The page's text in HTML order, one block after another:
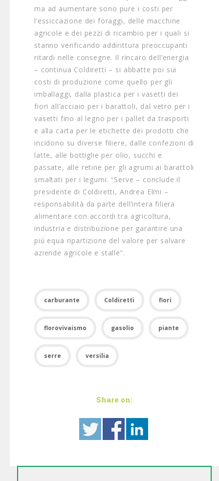
ma ad aumentare sono pure i costi per
l’essiccazione dei foraggi, delle macchine
agricole e dei pezzi di ricambio per i quali si
stanno verificando addirittura preoccupanti
ritardi nelle consegne. Il rincaro dell’energia
– continua Coldiretti – si abbatte poi sui
costi di produzione come quello per gli
imballaggi, dalla plastica per i vasetti dei
fiori all’acciaio per i barattoli, dal vetro per i
vasetti fino al legno per i pallet da trasporti
e alla carta per le etichette dei prodotti che
incidono su diverse filiere, dalle confezioni di
latte, alle bottiglie per olio, succhi e
passate, alle retine per gli agrumi ai barattoli
smaltati per i legumi. “Serve – conclude il
presidente di Coldiretti, Andrea Elmi –
responsabilità da parte dell’intera filiera
alimentare con accordi tra agricoltura,
industria e distribuzione per garantire una
più equa ripartizione del valore per salvare
aziende agricole e stalle”.
carburante Coldiretti fiori
florovivaismo gasolio piante
serre versilia
Share on: